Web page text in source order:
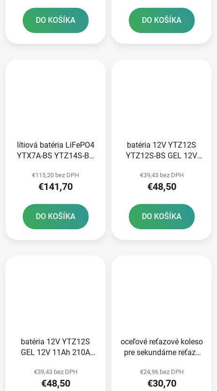
DO KOŠÍKA DO KOŠÍKA
lítiová batéria LiFePO4
YTX7A-BS YTZ14S-BS
hmotnosť 0 85 kg
150x87x93
€115,20 bez DPH
€141,70
DO KOŠÍKA
batéria 12V YTZ12S
YTZ12S-BS GEL 12V
GEL technológia
150x88x110 A-TECH
€39,43 bez DPH
€48,50
DO KOŠÍKA
batéria 12V YTZ12S
GEL 12V 11Ah 210A
technológia 150x88x110
FULBAT aktivovaná vo
€39,43 bez DPH
€48,50
oceľové reťazové koleso
pre sekundárne reťaze
zubov
€24,96 bez DPH
€30,70